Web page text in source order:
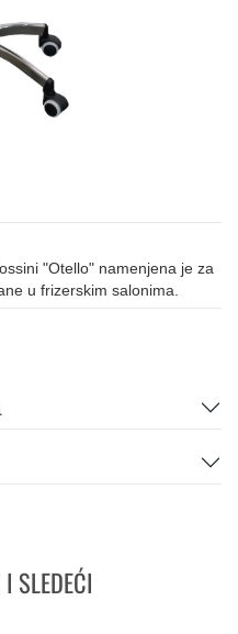
"Otello" namenjena je za
u frizerskim salonima.
SLEDEĆI